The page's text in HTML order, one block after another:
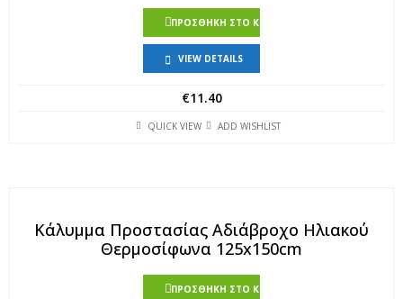
ΠΡΟΣΘΉΚΗ ΣΤΟ ΚΑΛΆΘΙ
VIEW DETAILS
€11.40
QUICK VIEW ADD WISHLIST
Κάλυμμα Προστασίας Αδιάβροχο Ηλιακού
Θερμοσίφωνα 125x150cm
ΠΡΟΣΘΉΚΗ ΣΤΟ ΚΑΛΆΘΙ